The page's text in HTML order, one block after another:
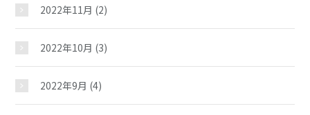
2022年11月 (2)
2022年10月 (3)
2022年9月 (4)